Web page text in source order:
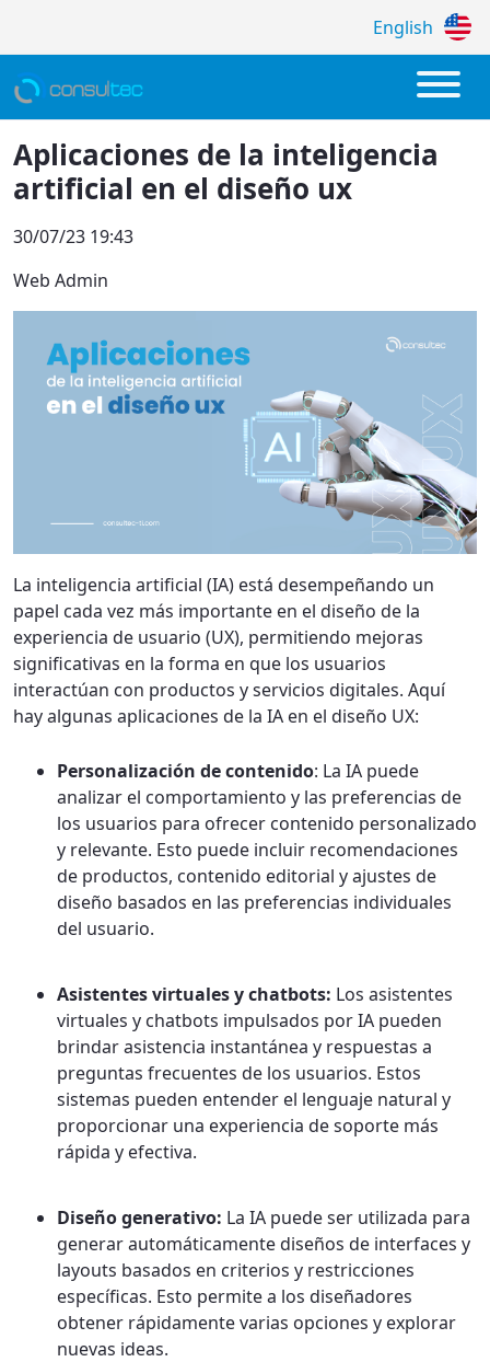
English
Aplicaciones de la inteligencia artificial
Aplicaciones de la inteligencia
artificial en el diseño ux
30/07/23 19:43
Web Admin
La inteligencia artificial (IA) está desempeñando un
papel cada vez más importante en el diseño de la
experiencia de usuario (UX), permitiendo mejoras
significativas en la forma en que los usuarios
interactúan con productos y servicios digitales. Aquí
hay algunas aplicaciones de la IA en el diseño UX:
Personalización de contenido: La IA puede
analizar el comportamiento y las preferencias de
los usuarios para ofrecer contenido personalizado
y relevante. Esto puede incluir recomendaciones
de productos, contenido editorial y ajustes de
diseño basados en las preferencias individuales
del usuario.
Asistentes virtuales y chatbots: Los asistentes
virtuales y chatbots impulsados por IA pueden
brindar asistencia instantánea y respuestas a
preguntas frecuentes de los usuarios. Estos
sistemas pueden entender el lenguaje natural y
proporcionar una experiencia de soporte más
rápida y efectiva.
Diseño generativo: La IA puede ser utilizada para
generar automáticamente diseños de interfaces y
layouts basados en criterios y restricciones
específicas. Esto permite a los diseñadores
obtener rápidamente varias opciones y explorar
nuevas ideas.